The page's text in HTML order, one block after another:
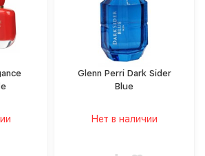
Glenn Perri Dark Sider
Blue
Нет в наличии